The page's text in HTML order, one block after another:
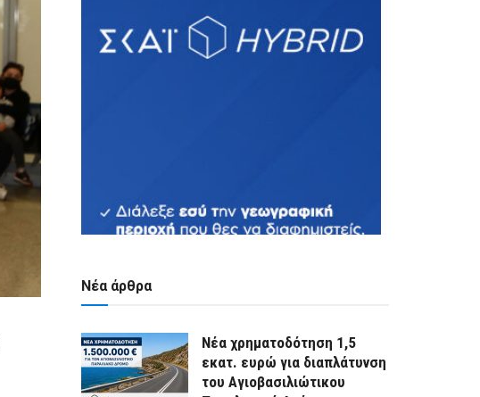
Νέα άρθρα
Νέα χρηματοδότηση 1,5
εκατ. ευρώ για διαπλάτυνση
του Αγιοβασιλιώτικου